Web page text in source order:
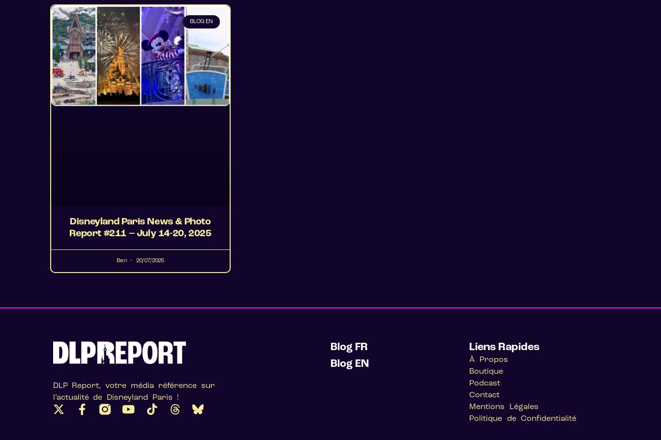
BLOG EN
Disneyland Paris News & Photo
Report #211 – July 14-20, 2025
Ben 20/07/2025
DLP Report, votre média référence sur
l’actualité de Disneyland Paris !
Blog FR
Blog EN
Liens Rapides
À Propos
Boutique
Podcast
Contact
Mentions Légales
Politique de Confidentialité